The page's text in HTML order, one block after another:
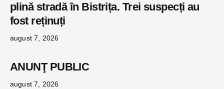
plină stradă în Bistrița. Trei suspecți au
fost reținuți
august 7, 2026
ANUNŢ PUBLIC
august 7, 2026